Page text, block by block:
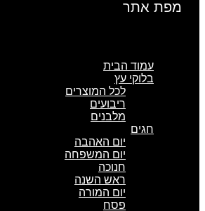
מפת אתר
עמוד הבית
בלוקי עץ
לכל המוצרים
ריבועים
מלבנים
חגים
יום האהבה
יום המשפחה
חנוכה
ראש השנה
יום המורה
פסח